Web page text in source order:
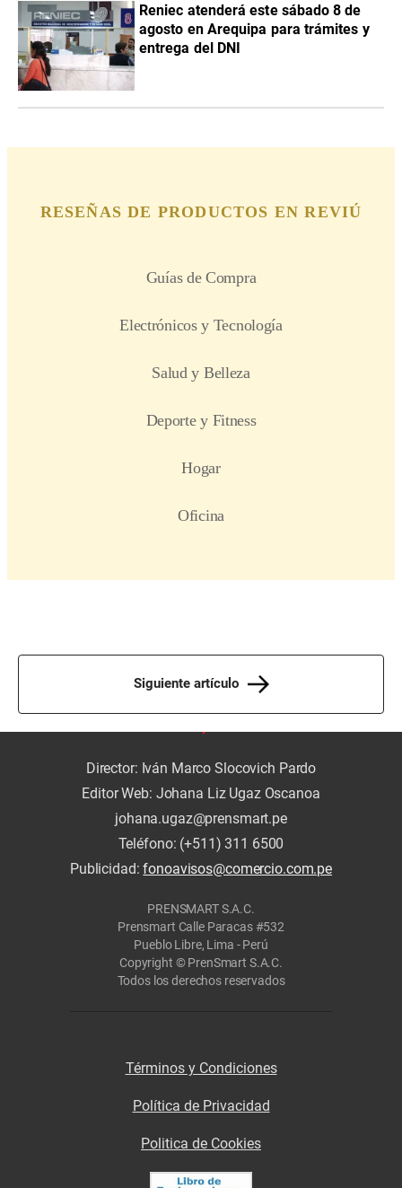
Reniec atenderá este sábado 8 de
agosto en Arequipa para trámites y
entrega del DNI
Siguiente artículo
Director: Iván Marco Slocovich Pardo
Editor Web: Johana Liz Ugaz Oscanoa
johana.ugaz@prensmart.pe
Teléfono: (+511) 311 6500
Publicidad:fonoavisos@comercio.com.pe
PRENSMART S.A.C.
Prensmart Calle Paracas #532
Pueblo Libre, Lima - Perú
Copyright © PrenSmart S.A.C.
Todos los derechos reservados
Términos y Condiciones
Política de Privacidad
Politica de Cookies